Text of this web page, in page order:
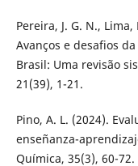
Pereira, J. G. N.,
Avanços e desafios
Brasil: Uma revisão
21(39), 1-21.
Pino, A. L. (2024).
enseñanza-
Química, 35(3), 60-72.